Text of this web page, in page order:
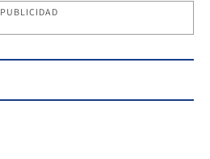
PUBLICIDAD